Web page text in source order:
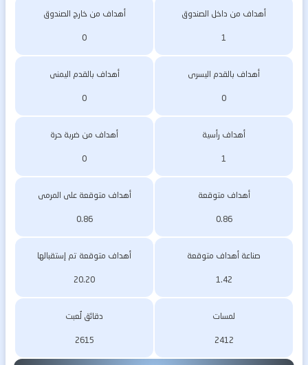
أهداف من داخل الصندوق
1
أهداف من خارج الصندوق
0
أهداف بالقدم اليسرى
0
أهداف بالقدم اليمنى
0
أهداف رأسية
1
أهداف من ضربة حرة
0
أهداف متوقعة
0.86
أهداف متوقعة على المرمى
0.86
صناعة أهداف متوقعة
1.42
أهداف متوقعة تم إستقبالها
20.20
لمسات
2412
دقائق لُعبت
2615